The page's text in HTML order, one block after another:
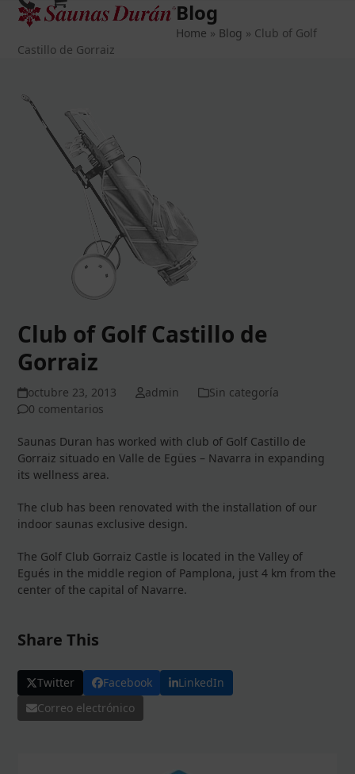
Skip
Open
Close
Blog
Home » Blog » Club of Golf
Castillo de Gorraiz
Club of Golf Castillo de
Gorraiz
octubre 23, 2013 admin
Sin categoría
0 comentarios
Saunas Duran has worked with club of Golf Castillo de
Gorraiz situado en Valle de Egües – Navarra in expanding
its wellness area.
The club has been renovated with the installation of our
indoor saunas exclusive design.
The Golf Club Gorraiz Castle is located in the Valley of
Egués in the middle region of Pamplona, just 4 km from the
center of the capital of Navarre.
Share This
Twitter Facebook
LinkedIn
Correo electrónico